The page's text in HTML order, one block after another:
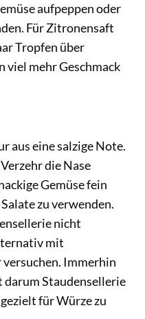
aufpeppen oder
Für Zitronensaft
Tropfen über
viel mehr Geschmack
aus eine salzige Note.
die Nase
Gemüse fein
zu verwenden.
nicht
mit
Immerhin
darum Staudensellerie
für Würze zu